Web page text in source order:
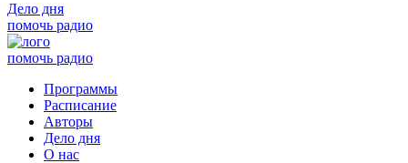
Дело дня
помочь радио
помочь радио
Программы
Расписание
Авторы
Дело дня
О нас